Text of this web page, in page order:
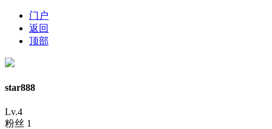
门户
返回
顶部
star888
Lv.4
粉丝 1